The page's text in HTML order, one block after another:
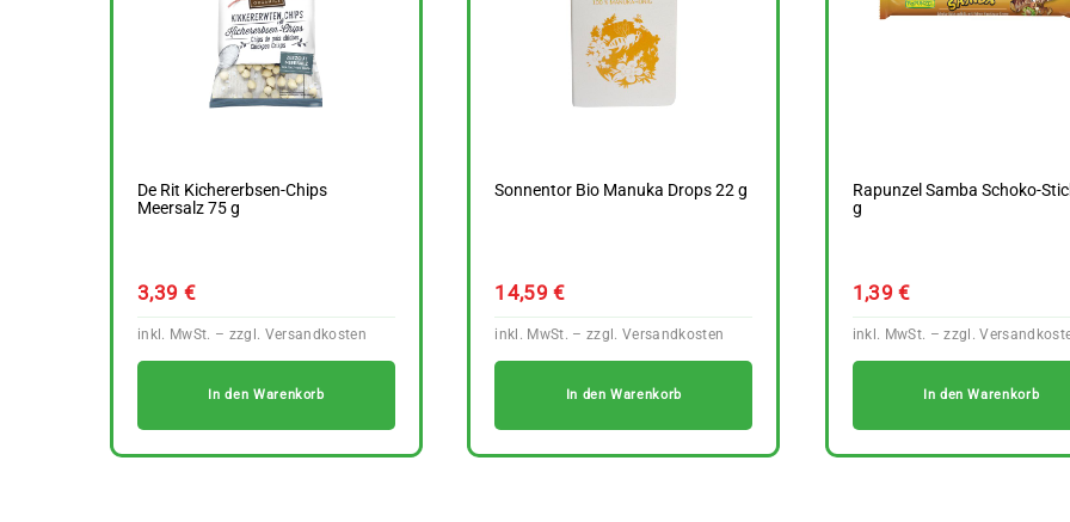
De Rit Kichererbsen-Chips
Meersalz 75 g
3,39 €
In den Warenkorb
Sonnentor Bio Manuka Drops 22 g
14,59€
In den Warenkorb
Rapunzel Samba Schoko-
g
1,39€
In den Warenkorb